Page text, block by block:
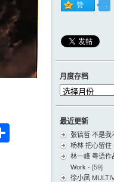
月度存档
月
档
最近更新
张镐哲 不是我
杨林 把心留住
林一峰 粤语作
Work - [59]
徐小凤